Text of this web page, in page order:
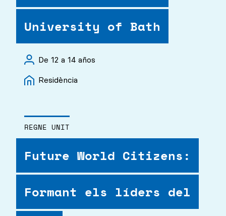
University of Bath
De 12 a 14 años
Residència
REGNE UNIT
Future World Citizens:
Formant els líders del